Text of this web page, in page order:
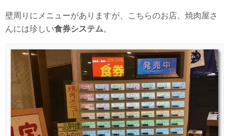
壁周りにメニューがありますが、こちらのお店、焼肉屋さ
んには珍しい食券システム。